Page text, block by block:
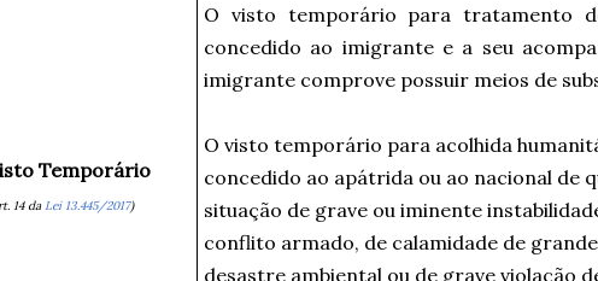
Temporário
14 daLei 13.445/2017)
O visto temporário para tratamento
concedido ao imigrante e a seu
imigrante comprove possuir meios de
O visto temporário para acolhida
concedido ao apátrida ou ao nacional de
situação de grave ou iminente
conflito armado, de calamidade de
desastre ambiental ou de grave violação